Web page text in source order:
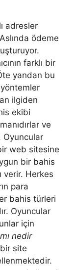
adresler
ödeme
farklı bir
yandan bu
ilgiden
ekibi
ve
Oyuncular
web sitesine
bir bahis
verir. Herkes
para
bahis türleri
Oyuncular
için
nedir
site